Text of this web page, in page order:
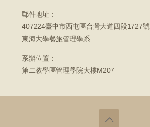
郵件地址：
407224臺中市西屯區台灣大道四段1727號
東海大學餐旅管理學系
系辦位置：
第二教學區管理學院大樓M207